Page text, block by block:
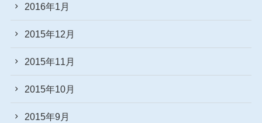
2016年1月
2015年12月
2015年11月
2015年10月
2015年9月